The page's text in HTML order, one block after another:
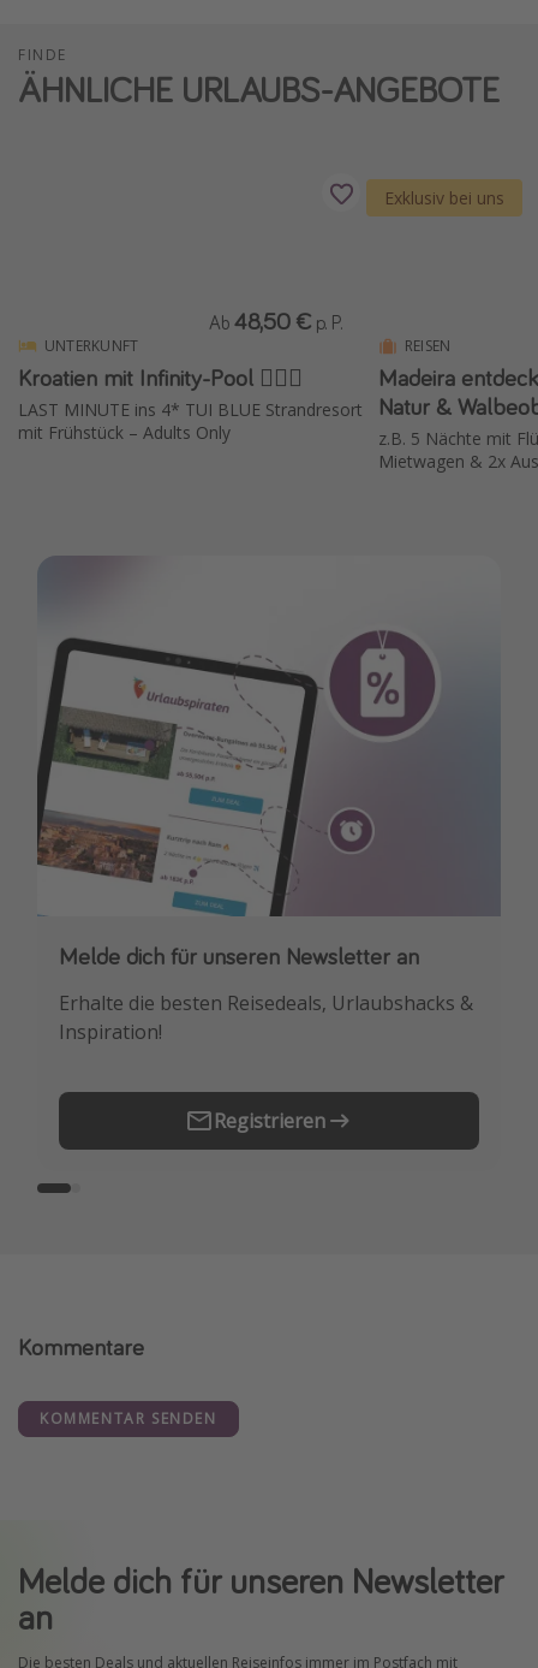
FINDE
ÄHNLICHE URLAUBS-ANGEBOTE
UNTERKUNFT
Kroatien mit Infinity-Pool 🏊🏻‍♂️
LAST MINUTE ins 4* TUI BLUE Strandresort
mit Frühstück – Adults Only
Ab 48,50 € p. P.
Exklusiv bei uns
REISEN
Madeira
Natur &
z.B. 5 Nächte mit
Mietwagen & 2x
Melde dich für unseren Newsletter an
Erhalte die besten Reisedeals, Urlaubshacks &
Inspiration!
Registrieren
Downloade unsere App
Buche die besten Reiseschnäppchen als
Erstes.
Kommentare
KOMMENTAR SENDEN
Melde dich für unseren Newsletter
an
Die besten Deals und aktuellen Reiseinfos immer im Postfach mit